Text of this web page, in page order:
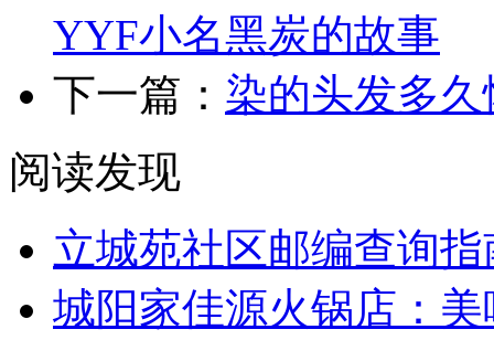
YYF小名黑炭的故事
下一篇： 染的头发多
阅读发现
立城苑社区邮编查询指
城阳家佳源火锅店：